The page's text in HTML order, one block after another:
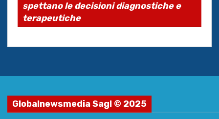
spettano le decisioni diagnostiche e
terapeutiche
Globalnewsmedia Sagl © 2025